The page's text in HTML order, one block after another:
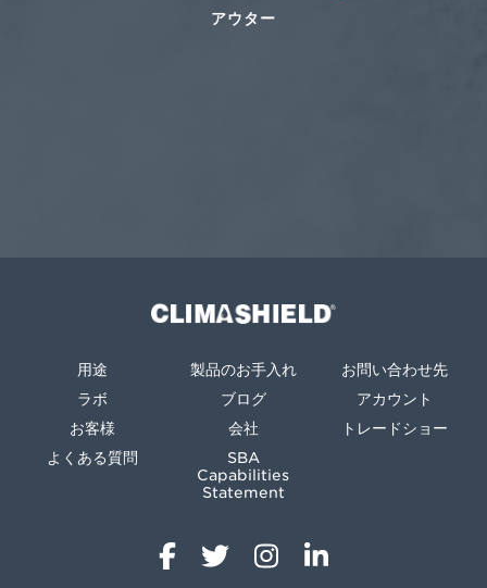
アウター
Climashield®
用途
ラボ
お客様
よくある質問
製品のお手入れ
ブログ
会社
SBA
Capabilities
Statement
お問い合わせ先
アカウント
トレードショー